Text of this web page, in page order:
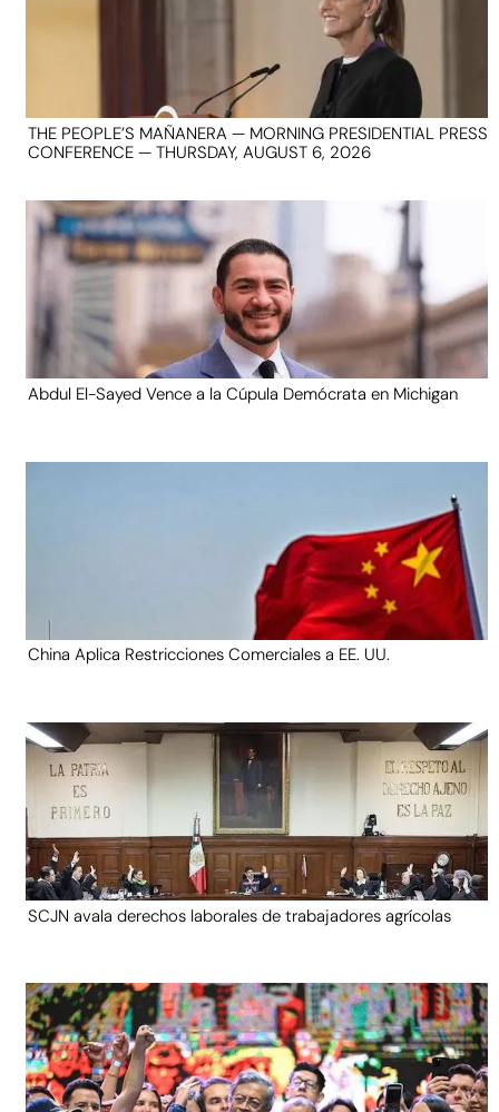
THE PEOPLE’S MAÑANERA — MORNING PRESIDENTIAL PRESS
CONFERENCE — THURSDAY, AUGUST 6, 2026
Abdul El-Sayed Vence a la Cúpula Demócrata en Michigan
China Aplica Restricciones Comerciales a EE. UU.
SCJN avala derechos laborales de trabajadores agrícolas